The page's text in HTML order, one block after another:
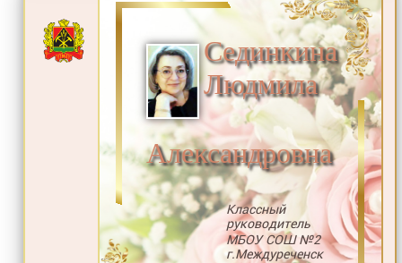
Сединкина
Людмила
Александровна
Классный
руководитель
МБОУ СОШ №2
г.Междуреченск